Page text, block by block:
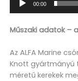
00:00
Műszaki adatok –
Az ALFA Marine
Knott gyártmányú
méretű kerekek